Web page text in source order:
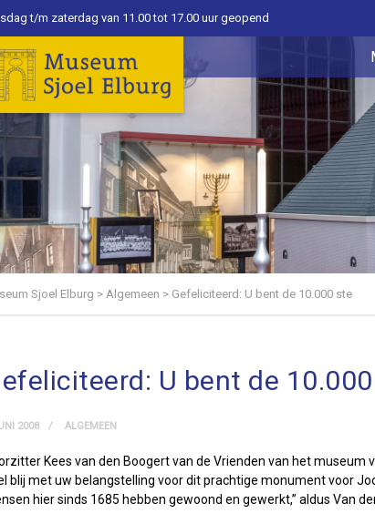
t/m zaterdag van 11.00 tot 17.00 uur geopend
Sjoel Elburg > Algemeen > Gefeliciteerd: U bent de 10.000 ste
U bent de
2008 ALGEMEEN
Kees van den Boogert van de Vrienden van het
blij met uw belangstelling voor dit prachtige monument voor
hier sinds 1685 hebben gewoond en gewerkt,” aldus Van